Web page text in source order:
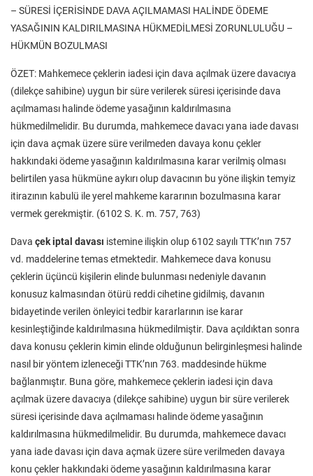
– SÜRESİ İÇERİSİNDE DAVA AÇILMAMASI HALİNDE ÖDEME
YASAĞININ KALDIRILMASINA HÜKMEDİLMESİ ZORUNLULUĞU –
HÜKMÜN BOZULMASI
ÖZET: Mahkemece çeklerin iadesi için dava açılmak üzere davacıya
(dilekçe sahibine) uygun bir süre verilerek süresi içerisinde dava
açılmaması halinde ödeme yasağının kaldırılmasına
hükmedilmelidir. Bu durumda, mahkemece davacı yana iade davası
için dava açmak üzere süre verilmeden davaya konu çekler
hakkındaki ödeme yasağının kaldırılmasına karar verilmiş olması
belirtilen yasa hükmüne aykırı olup davacının bu yöne ilişkin temyiz
itirazının kabulü ile yerel mahkeme kararının bozulmasına karar
vermek gerekmiştir. (6102 S. K. m. 757, 763)
Dava çek iptal davası istemine ilişkin olup 6102 sayılı TTK’nın 757
vd. maddelerine temas etmektedir. Mahkemece dava konusu
çeklerin üçüncü kişilerin elinde bulunması nedeniyle davanın
konusuz kalmasından ötürü reddi cihetine gidilmiş, davanın
bidayetinde verilen önleyici tedbir kararlarının ise karar
kesinleştiğinde kaldırılmasına hükmedilmiştir. Dava açıldıktan sonra
dava konusu çeklerin kimin elinde olduğunun belirginleşmesi halinde
nasıl bir yöntem izleneceği TTK’nın 763. maddesinde hükme
bağlanmıştır. Buna göre, mahkemece çeklerin iadesi için dava
açılmak üzere davacıya (dilekçe sahibine) uygun bir süre verilerek
süresi içerisinde dava açılmaması halinde ödeme yasağının
kaldırılmasına hükmedilmelidir. Bu durumda, mahkemece davacı
yana iade davası için dava açmak üzere süre verilmeden davaya
konu çekler hakkındaki ödeme yasağının kaldırılmasına karar